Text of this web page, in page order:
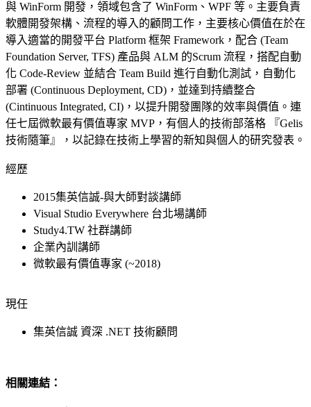
與 WinForm 開發，領域包含了 WinForm、WPF 等。主要負責
軟體開發架構、流程的導入的顧問工作，主要核心價值在於在
導入適當的開發平台 Platform 框架 Framework，配合 (Team
Foundation Server, TFS) 產品與 ALM 的Scrum 流程，搭配自動
化 Code-Review 並結合 Team Build 進行自動化測試，自動化
部署 (Continuous Deployment, CD)，並達到持續整合
(Cintinuous Integrated, CI)，以提升開發團隊的效率與價值。連
任七屆微軟最有價值專家 MVP，有個人的技術部落格 『Gelis
技術隨筆』，以記錄在技術上學習的新知與個人的研究發表。
經歷
2015集英信誠-與大師對談講師
Visual Studio Everywhere 台北場講師
Study4.TW 社群講師
企業內訓講師
微軟最有價值專家 (~2018)
現任
集英信誠 資深 .NET 技術顧問
相關連結：